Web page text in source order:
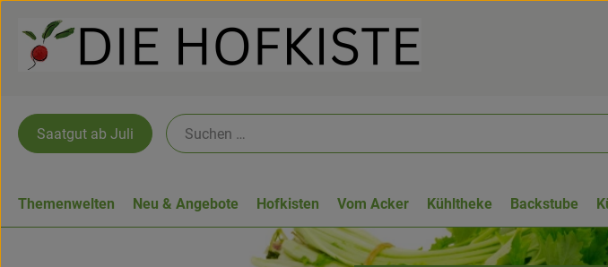
Saatgut ab Juli
Themenwelten Neu & Angebote Hofkisten Vom Acker Kühltheke Backstube